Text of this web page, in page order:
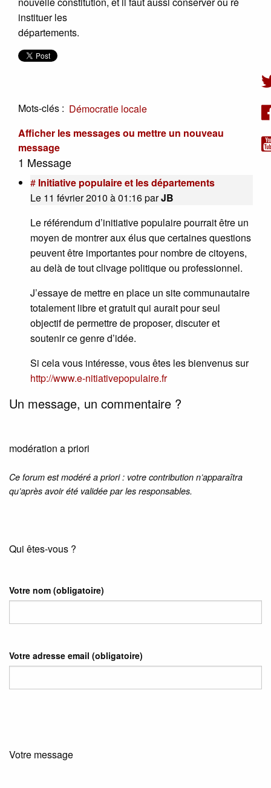
instituer les
départements.
Mots-clés : Démocratie locale
Afficher les messages ou mettre un nouveau
message
1 Message
# Initiative populaire et les départements
Le 11 février 2010 à 01:16parJB
Le référendum d’initiative populaire pourrait être un
moyen de montrer aux élus que certaines questions
peuvent être importantes pour nombre de citoyens,
au delà de tout clivage politique ou professionnel.
J’essaye de mettre en place un site communautaire
totalement libre et gratuit qui aurait pour seul
objectif de permettre de proposer, discuter et
soutenir ce genre d’idée.
Si cela vous intéresse, vous êtes les bienvenus sur
http://www.e-nitiativepopulaire.fr
Un message, un commentaire ?
modération a priori
Ce forum est modéré a priori : votre contribution n’apparaîtra
qu’après avoir été validée par les responsables.
Qui êtes-vous ?
Votre nom (obligatoire)
Votre adresse email (obligatoire)
Votre message